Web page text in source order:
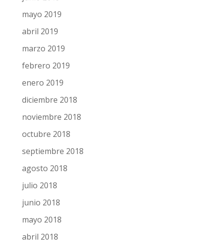
mayo 2019
abril 2019
marzo 2019
febrero 2019
enero 2019
diciembre 2018
noviembre 2018
octubre 2018
septiembre 2018
agosto 2018
julio 2018
junio 2018
mayo 2018
abril 2018